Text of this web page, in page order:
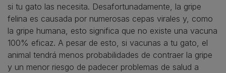
si tu gato las necesita. Desafortunadamente, la gripe
felina es causada por numerosas cepas virales y, como
la gripe humana, esto significa que no existe una vacuna
100% eficaz. A pesar de esto, si vacunas a tu gato, el
animal tendrá menos probabilidades de contraer la gripe
y un menor riesgo de padecer problemas de salud a